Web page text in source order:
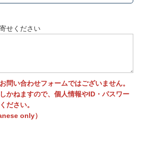
せください
問い合わせフォームではございません。
かねますので、個人情報やID・パスワー
ださい。
only）